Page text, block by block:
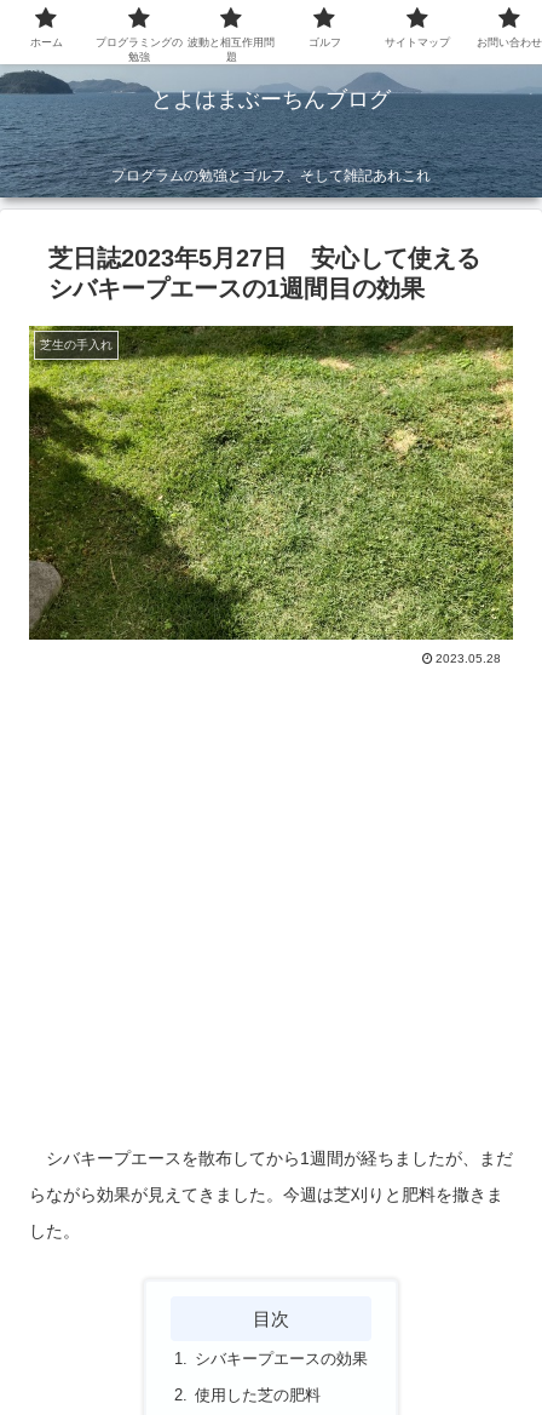
とよはまぶーちんブログ
プログラムの勉強とゴルフ、そして雑記あれこれ
芝日誌2023年5月27日 安心して使える
シバキープエースの1週間目の効果
芝生の手入れ
2023.05.28
シバキープエースを散布してから1週間が経ちましたが、まだ
らながら効果が見えてきました。今週は芝刈りと肥料を撒きま
した。
目次
シバキープエースの効果
使用した芝の肥料
ホーム
プログラミングの
勉強
波動と相互作用問
題
ゴルフ サイトマップ お問い合わせ